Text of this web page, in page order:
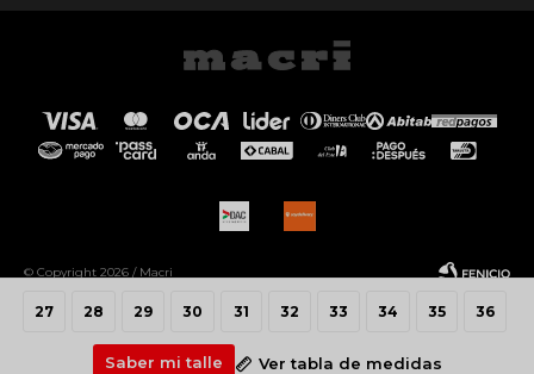
27 28 29 30 31 32 33 34 35 36
Saber mi talle Ver tabla de medidas
© Copyright 2026 / Macri